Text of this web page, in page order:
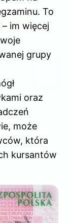
To
im więcej
grupy
oraz
może
która
kursantów